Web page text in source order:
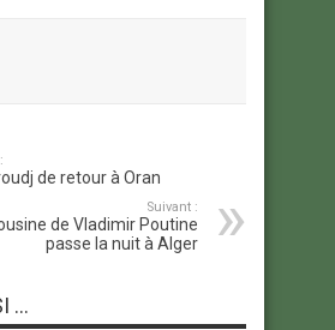
de retour à Oran
Suivant :
de Vladimir Poutine
passe la nuit à Alger
...